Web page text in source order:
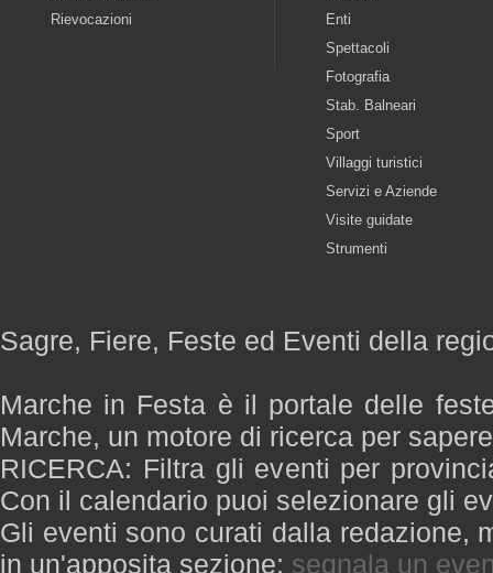
Rievocazioni
Enti
Spettacoli
Fotografia
Stab. Balneari
Sport
Villaggi turistici
Servizi e Aziende
Visite guidate
Strumenti
Sagre, Fiere, Feste ed Eventi della
Marche in Festa è il portale delle
Marche, un motore di ricerca per
RICERCA: Filtra gli eventi per
Con il calendario puoi selezionare gli
Gli eventi sono curati dalla redazione,
in un'apposita sezione: segnala un